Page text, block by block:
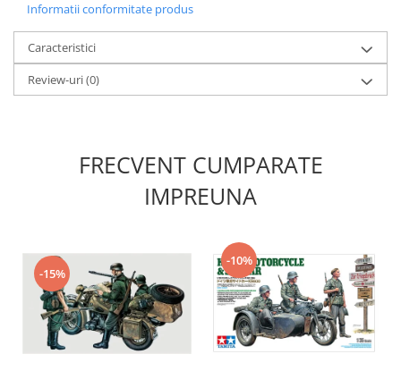
Auxiliare & Diluanti
Primer (grund)
Playmarkers
Accesorii diorama
Materiale pentru sol
Apa Diorama
The Army Painter
Accesorii pictura The Army Painter
Speedpaints
Informatii conformitate produs
Caracteristici
Review-uri(0)
FRECVENT CUMPARATE
IMPREUNA
-15%
-10%